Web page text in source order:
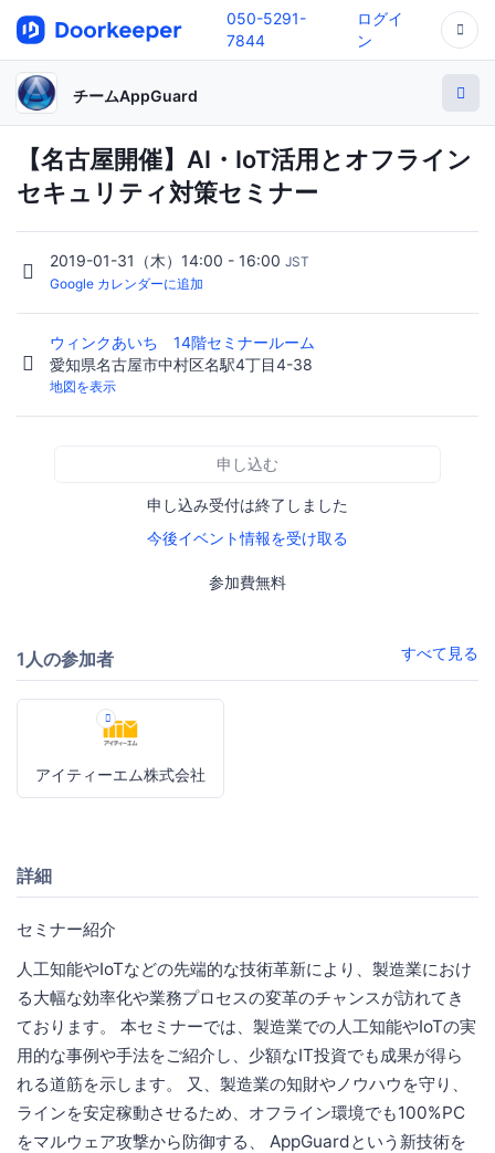
050-5291-
7844
ログイ
ン
チームAppGuard
【名古屋開催】AI・IoT活用とオフライン
セキュリティ対策セミナー
2019-01-31（木）14:00 - 16:00 JST
Google カレンダーに追加
ウィンクあいち 14階セミナールーム
愛知県名古屋市中村区名駅4丁目4-38
地図を表示
申し込む
申し込み受付は終了しました
今後イベント情報を受け取る
参加費無料
1人の参加者 すべて見る
アイティーエム株式会社
詳細
セミナー紹介
人工知能やIoTなどの先端的な技術革新により、製造業におけ
る大幅な効率化や業務プロセスの変革のチャンスが訪れてき
ております。 本セミナーでは、製造業での人工知能やIoTの実
用的な事例や手法をご紹介し、少額なIT投資でも成果が得ら
れる道筋を示します。 又、製造業の知財やノウハウを守り、
ラインを安定稼動させるため、オフライン環境でも100%PC
をマルウェア攻撃から防御する、 AppGuardという新技術を